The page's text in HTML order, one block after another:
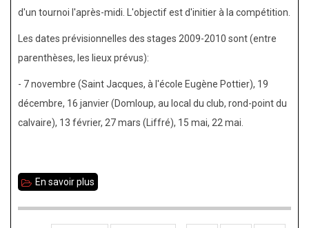
d'un tournoi l'après-midi. L'objectif est d'initier à la compétition.
Les dates prévisionnelles des stages 2009-2010 sont (entre
parenthèses, les lieux prévus):
- 7 novembre (Saint Jacques, à l'école Eugène Pottier), 19
décembre, 16 janvier (Domloup, au local du club, rond-point du
calvaire), 13 février, 27 mars (Liffré), 15 mai, 22 mai.
En savoir plus